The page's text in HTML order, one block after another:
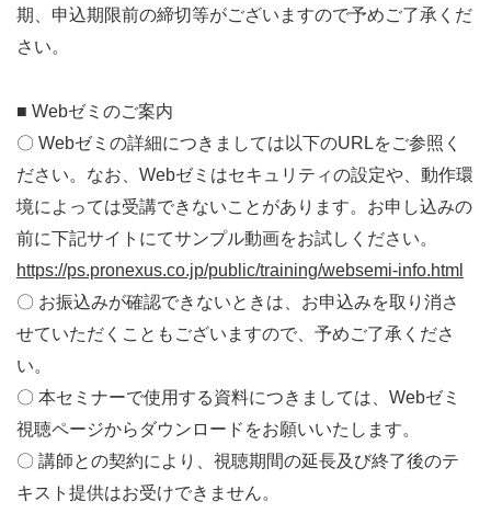
期、申込期限前の締切等がございますので予めご了承くだ
さい。
■ Webゼミのご案内
〇 Webゼミの詳細につきましては以下のURLをご参照く
ださい。なお、Webゼミはセキュリティの設定や、動作環
境によっては受講できないことがあります。お申し込みの
前に下記サイトにてサンプル動画をお試しください。
https://ps.pronexus.co.jp/public/training/websemi-info.html
〇 お振込みが確認できないときは、お申込みを取り消さ
せていただくこともございますので、予めご了承くださ
い。
〇 本セミナーで使用する資料につきましては、 Webゼミ
視聴ページからダウンロードをお願いいたします。
〇 講師との契約により、視聴期間の延長及び終了後のテ
キスト提供はお受けできません。